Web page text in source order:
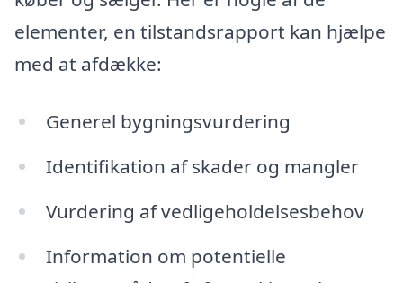
elementer, en tilstandsrapport kan hjælpe
med at afdække:
Generel bygningsvurdering
Identifikation af skader og mangler
Vurdering af vedligeholdelsesbehov
Information om potentielle